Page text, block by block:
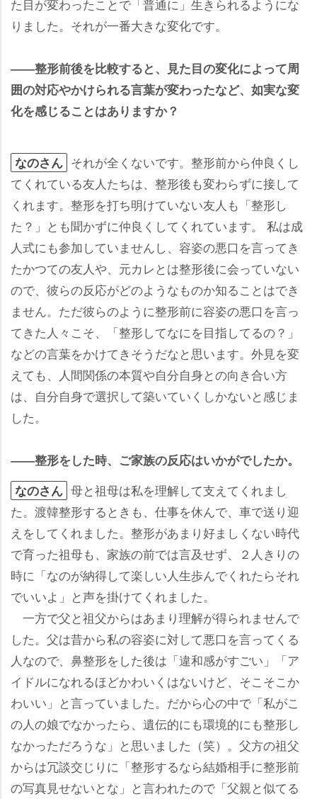
た目が変わったことで「普通に」生きられるようにな
りました。それが一番大きな変化です。
――整形前後を比較すると、見た目の変化によって周
囲の対応やかけられる言葉が変わったなど、如実な変
化を感じることはありますか？
なのさん それが全くないです。整形前から仲良くし
てくれている友人たちは、整形後も変わらずに接して
くれます。整形を打ち明けていない友人も「整形し
た？」とも聞かずに仲良くしてくれています。 私は成
人式にも参加していませんし、容姿の悪口を言ってき
たかつての友人や、元カレとは整形後に会っていない
ので、彼らの反応がどのようなものか知ることはでき
ません。ただ彼らのように整形前に容姿の悪口を言っ
てきた人々こそ、「整形してなにを目指してるの？」
などの言葉をかけてきそうだなと思います。外見を変
えても、人間関係の本質や自分自身との向き合い方
は、自分自身で選択して築いていくしかないと感じま
した。
――整形をした時、ご家族の反応はいかがでしたか。
なのさん 母と祖母は私を理解して支えてくれまし
た。渡韓整形するときも、仕事を休んで、車で送り迎
えをしてくれました。整形があまり好ましくない時代
で育った祖母も、家族の前では言及せず、２人きりの
時に「なのが納得して楽しい人生歩んでくれたらそれ
でいいよ」と声を掛けてくれました。
一方で父と祖父からはあまり理解が得られませんで
した。父は昔から私の容姿に対して悪口を言ってくる
人なので、鼻整形をした後は「違和感がすごい」「ア
イドルになれるほどかわいくはないけど、そこそこか
わいい」と言っていました。だから心の中で「私がこ
の人の娘でなかったら、遺伝的にも環境的にも整形し
なかっただろうな」と思いました（笑）。父方の祖父
からは冗談交じりに「整形するなら結婚相手に整形前
の写真見せないとな」と言われたので「父親と似てる